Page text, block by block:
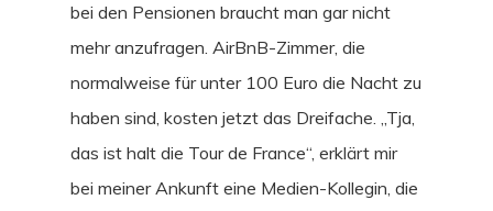
bei den Pensionen braucht man gar nicht
mehr anzufragen. AirBnB-Zimmer, die
normalweise für unter 100 Euro die Nacht zu
haben sind, kosten jetzt das Dreifache. „Tja,
das ist halt die Tour de France“, erklärt mir
bei meiner Ankunft eine Medien-Kollegin, die